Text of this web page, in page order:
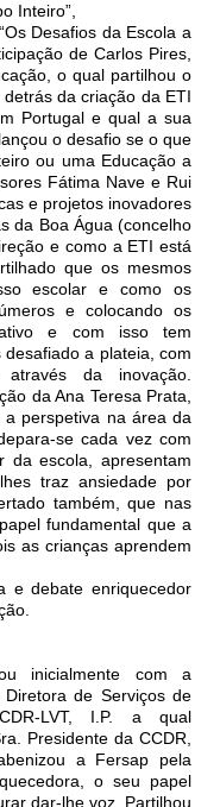
Inteiro”,
Desafios da Escola a
de Carlos Pires,
o qual partilhou o
da criação da ETI
Portugal e qual a sua
o desafio se o que
ou uma Educação a
Fátima Nave e Rui
e projetos inovadores
da Boa Água (concelho
e como a ETI está
que os mesmos
escolar e como os
e colocando os
e com isso tem
a plateia, com
da inovação.
da Ana Teresa Prata,
a perspetiva na área da
se cada vez com
da escola, apresentam
traz ansiedade por
também, que nas
fundamental que a
as crianças aprendem
e debate enriquecedor
inicialmente com a
de Serviços de
LVT, I.P. a qual
Presidente da CCDR,
a Fersap pela
o seu papel
dar-lhe voz. Partilhou